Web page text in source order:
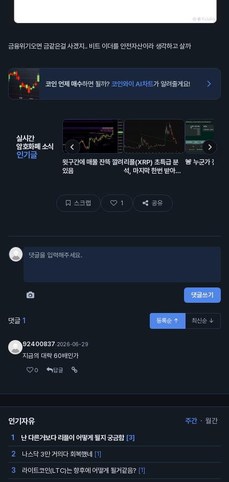
금융위기오면 금같은걸 사겠지.. 비트 이더를 안전자산이라 생각하고 살까
코인 언제 매수하면 될까? 코인와이 AI차트가 알려줄게요!
실시간
암호화폐 소식
인기글
윗구간에 매물 잔뜩 깔려
있음
리플(XRP) 초특급 분
석, 마지막 한번 받아볼
🚨 누군가 전부
스크랩 1 공유
댓글쓰기
댓글 1 등록순 ↑ 최신순 ↓
92400837·2026-06-29
지금의 대략 60배인가
0 답글
인기자유 주간 · 월간
1 난 다른거보다 리플이 어떻게 될지 궁금함 [3]
2 나스닥 3만 거의다 회복했네 [1]
3 라이트코인(LTC)는 향후에 어떻게 될거같음? [1]